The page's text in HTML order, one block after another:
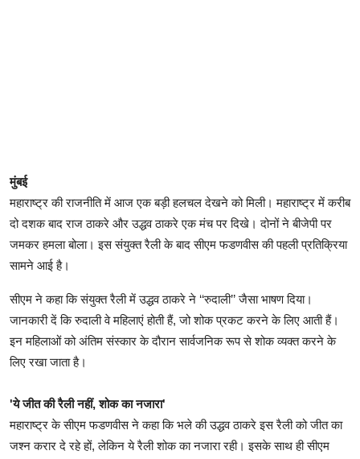
मुंबई
महाराष्ट्र की राजनीति में आज एक बड़ी हलचल देखने को मिली। महाराष्ट्र में करीब
दो दशक बाद राज ठाकरे और उद्धव ठाकरे एक मंच पर दिखे। दोनों ने बीजेपी पर
जमकर हमला बोला। इस संयुक्त रैली के बाद सीएम फडणवीस की पहली प्रतिक्रिया
सामने आई है।
सीएम ने कहा कि संयुक्त रैली में उद्धव ठाकरे ने ‘‘रुदाली’’ जैसा भाषण दिया।
जानकारी दें कि रुदाली वे महिलाएं होती हैं, जो शोक प्रकट करने के लिए आती हैं।
इन महिलाओं को अंतिम संस्कार के दौरान सार्वजनिक रूप से शोक व्यक्त करने के
लिए रखा जाता है।
'ये जीत की रैली नहीं, शोक का नजारा'
महाराष्ट्र के सीएम फडणवीस ने कहा कि भले की उद्धव ठाकरे इस रैली को जीत का
जश्न करार दे रहे हों, लेकिन ये रैली शोक का नजारा रही। इसके साथ ही सीएम